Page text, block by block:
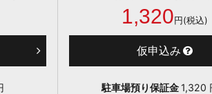
1,320円(税込)
仮申込み
駐車場預り保証金 1,320